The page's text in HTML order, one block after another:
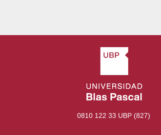
0810 122 33 UBP (827)